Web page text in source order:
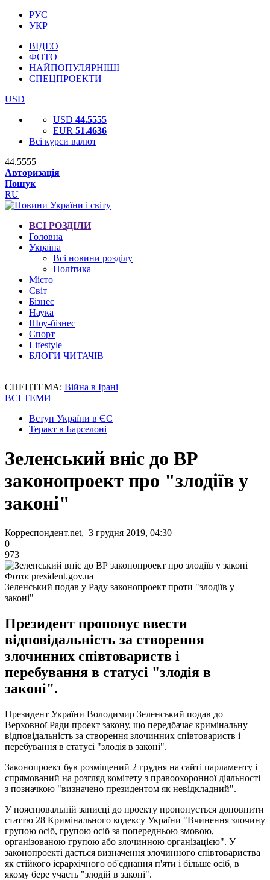
РУС
УКР
ВІДЕО
ФОТО
НАЙПОПУЛЯРНІШІ
СПЕЦПРОЕКТИ
USD
USD 44.5555
EUR 51.4636
Всі курси валют
44.5555
Авторизація
Пошук
RU
ВСІ РОЗДІЛИ
Головна
Україна
Всі новини розділу
Політика
Місто
Світ
Бізнес
Наука
Шоу-бізнес
Спорт
Lifestyle
БЛОГИ ЧИТАЧІВ
СПЕЦТЕМА: Війна в Ірані
ВСІ ТЕМИ
Вступ України в ЄС
Теракт в Барселоні
Зеленський вніс до ВР
законопроект про "злодіїв у
законі"
Корреспондент.net, 3 грудня 2019, 04:30
0
973
Фото: president.gov.ua
Зеленський подав у Раду законопроект проти "злодіїв у
законі"
Президент пропонує ввести
відповідальність за створення
злочинних співтовариств і
перебування в статусі "злодія в
законі".
Президент України Володимир Зеленський подав до
Верховної Ради проект закону, що передбачає кримінальну
відповідальність за створення злочинних співтовариств і
перебування в статусі "злодія в законі".
Законопроект був розміщений 2 грудня на сайті парламенту і
спрямований на розгляд комітету з правоохоронної діяльності
з позначкою "визначено президентом як невідкладний".
У пояснювальній записці до проекту пропонується доповнити
статтю 28 Кримінального кодексу України "Вчинення злочину
групою осіб, групою осіб за попередньою змовою,
організованою групою або злочинною організацією". У
законопроекті дається визначення злочинного співтовариства
як стійкого ієрархічного об'єднання п'яти і більше осіб, в
якому бере участь "злодій в законі".